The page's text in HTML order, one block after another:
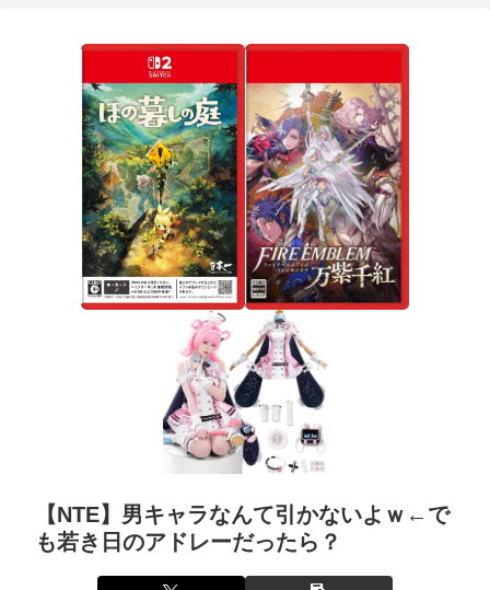
【NTE】男キャラなんて引かないよｗ←で
も若き日のアドレーだったら？